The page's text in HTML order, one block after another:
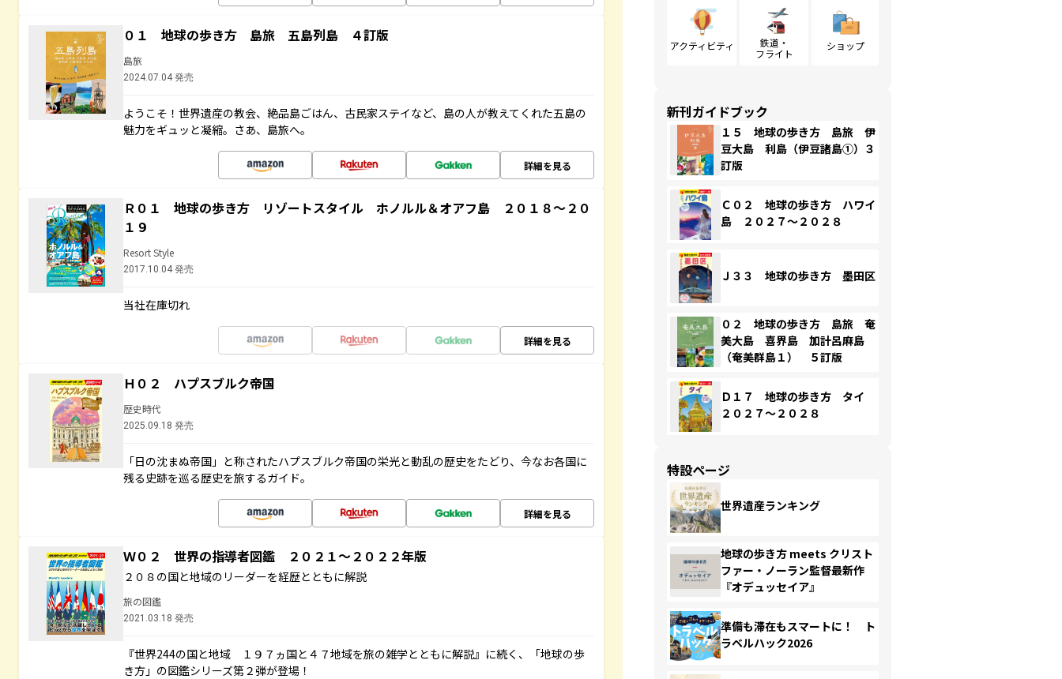
０１ 地球の歩き方 島旅 五島列島 ４訂版
島旅
2024.07.04 発売
ようこそ！世界遺産の教会、絶品島ごはん、古民家ステイなど、島の人が教えてくれた五島の
魅力をギュッと凝縮。さあ、島旅へ。
詳細を見る
Ｒ０１ 地球の歩き方 リゾートスタイル ホノルル＆オアフ島 ２０１８～２０
１９
Resort Style
2017.10.04 発売
当社在庫切れ
詳細を見る
Ｈ０２ ハプスブルク帝国
歴史時代
2025.09.18 発売
「日の沈まぬ帝国」と称されたハプスブルク帝国の栄光と動乱の歴史をたどり、今なお各国に
残る史跡を巡る歴史を旅するガイド。
詳細を見る
Ｗ０２ 世界の指導者図鑑 ２０２１～２０２２年版
２０８の国と地域のリーダーを経歴とともに解説
旅の図鑑
2021.03.18 発売
『世界244の国と地域 １９７ヵ国と４７地域を旅の雑学とともに解説』に続く、「地球の歩
き方」の図鑑シリーズ第２弾が登場！
アクティビティ
鉄道・
フライト
ショップ
新刊ガイドブック
１５ 地球の歩き方 島旅 伊
豆大島 利島（伊豆諸島①）３
訂版
Ｃ０２ 地球の歩き方 ハワイ
島 ２０２７～２０２８
Ｊ３３ 地球の歩き方 墨田区
０２ 地球の歩き方 島旅 奄
美大島 喜界島 加計呂麻島
（奄美群島１） ５訂版
Ｄ１７ 地球の歩き方 タイ
２０２７～２０２８
特設ページ
世界遺産ランキング
地球の歩き方 meets クリスト
ファー・ノーラン監督最新作
『オデュッセイア』
準備も滞在もスマートに！ ト
ラベルハック2026